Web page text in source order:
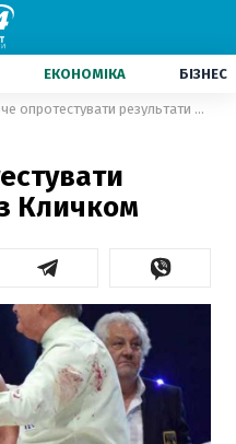
ЕКОНОМІКА БІЗНЕС
Чарр хоче опротестувати результати бою з Кличком
Кличком